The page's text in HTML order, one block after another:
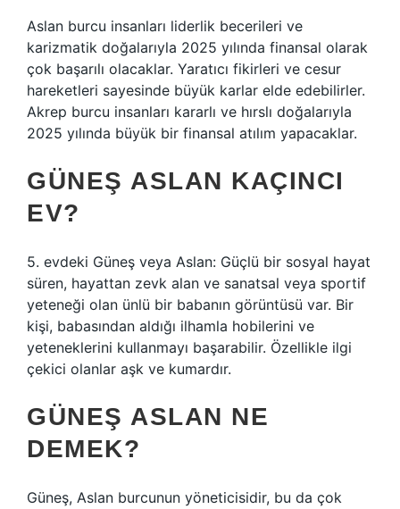
Aslan burcu insanları liderlik becerileri ve
karizmatik doğalarıyla 2025 yılında finansal olarak
çok başarılı olacaklar. Yaratıcı fikirleri ve cesur
hareketleri sayesinde büyük karlar elde edebilirler.
Akrep burcu insanları kararlı ve hırslı doğalarıyla
2025 yılında büyük bir finansal atılım yapacaklar.
GÜNEŞ ASLAN KAÇINCI
EV?
5. evdeki Güneş veya Aslan: Güçlü bir sosyal hayat
süren, hayattan zevk alan ve sanatsal veya sportif
yeteneği olan ünlü bir babanın görüntüsü var. Bir
kişi, babasından aldığı ilhamla hobilerini ve
yeteneklerini kullanmayı başarabilir. Özellikle ilgi
çekici olanlar aşk ve kumardır.
GÜNEŞ ASLAN NE
DEMEK?
Güneş, Aslan burcunun yöneticisidir, bu da çok